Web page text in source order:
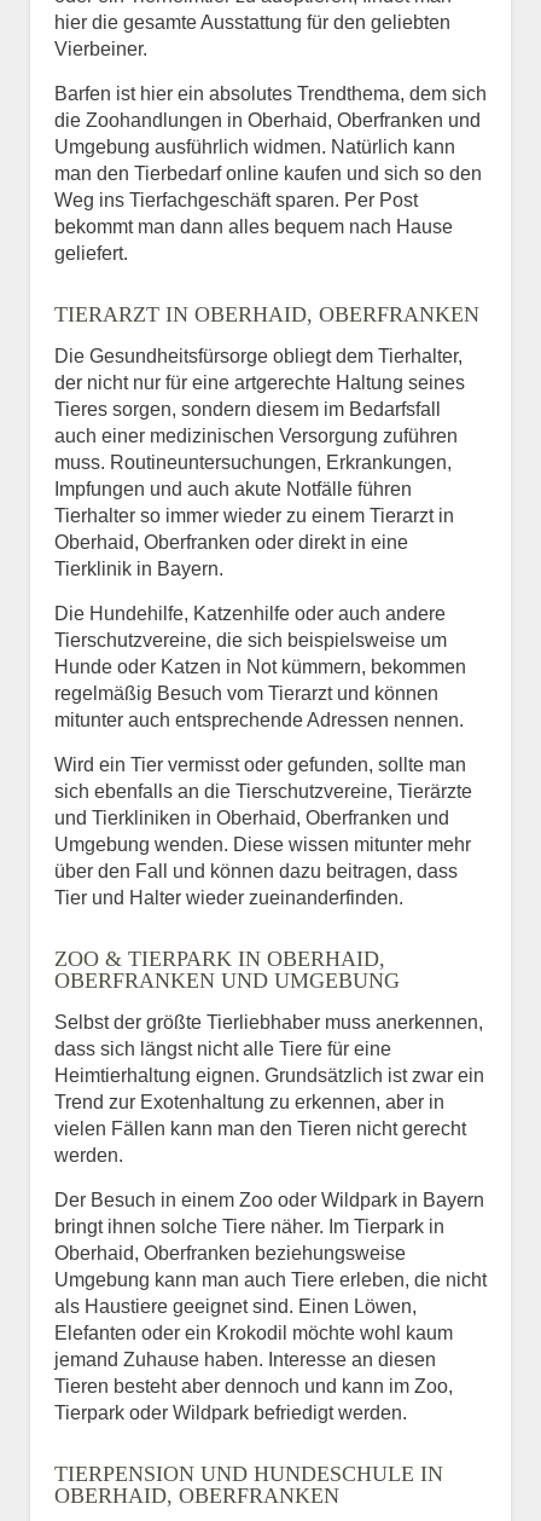
hier die gesamte Ausstattung für den geliebten
Vierbeiner.
Barfen ist hier ein absolutes Trendthema, dem sich
die Zoohandlungen in Oberhaid, Oberfranken und
Umgebung ausführlich widmen. Natürlich kann
man den Tierbedarf online kaufen und sich so den
Weg ins Tierfachgeschäft sparen. Per Post
bekommt man dann alles bequem nach Hause
geliefert.
TIERARZT IN OBERHAID, OBERFRANKEN
Die Gesundheitsfürsorge obliegt dem Tierhalter,
der nicht nur für eine artgerechte Haltung seines
Tieres sorgen, sondern diesem im Bedarfsfall
auch einer medizinischen Versorgung zuführen
muss. Routineuntersuchungen, Erkrankungen,
Impfungen und auch akute Notfälle führen
Tierhalter so immer wieder zu einem Tierarzt in
Oberhaid, Oberfranken oder direkt in eine
Tierklinik in Bayern.
Die Hundehilfe, Katzenhilfe oder auch andere
Tierschutzvereine, die sich beispielsweise um
Hunde oder Katzen in Not kümmern, bekommen
regelmäßig Besuch vom Tierarzt und können
mitunter auch entsprechende Adressen nennen.
Wird ein Tier vermisst oder gefunden, sollte man
sich ebenfalls an die Tierschutzvereine, Tierärzte
und Tierkliniken in Oberhaid, Oberfranken und
Umgebung wenden. Diese wissen mitunter mehr
über den Fall und können dazu beitragen, dass
Tier und Halter wieder zueinanderfinden.
ZOO & TIERPARK IN OBERHAID,
OBERFRANKEN UND UMGEBUNG
Selbst der größte Tierliebhaber muss anerkennen,
dass sich längst nicht alle Tiere für eine
Heimtierhaltung eignen. Grundsätzlich ist zwar ein
Trend zur Exotenhaltung zu erkennen, aber in
vielen Fällen kann man den Tieren nicht gerecht
werden.
Der Besuch in einem Zoo oder Wildpark in Bayern
bringt ihnen solche Tiere näher. Im Tierpark in
Oberhaid, Oberfranken beziehungsweise
Umgebung kann man auch Tiere erleben, die nicht
als Haustiere geeignet sind. Einen Löwen,
Elefanten oder ein Krokodil möchte wohl kaum
jemand Zuhause haben. Interesse an diesen
Tieren besteht aber dennoch und kann im Zoo,
Tierpark oder Wildpark befriedigt werden.
TIERPENSION UND HUNDESCHULE IN
OBERHAID, OBERFRANKEN